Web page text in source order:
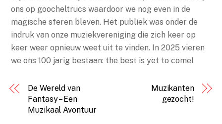
ons op goocheltrucs waardoor we nog even in de
magische sferen bleven. Het publiek was onder de
indruk van onze muziekvereniging die zich keer op
keer weer opnieuw weet uit te vinden. In 2025 vieren
we ons 100 jarig bestaan: the best is yet to come!
De Wereld van
Fantasy – Een
Muzikaal Avontuur
Muzikanten
gezocht!